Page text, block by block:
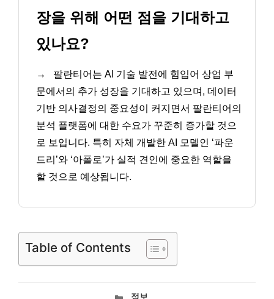
장을 위해 어떤 점을 기대하고
있나요?
→
팔란티어는 AI 기술 발전에 힘입어 상업 부
문에서의 추가 성장을 기대하고 있으며, 데이터
기반 의사결정의 중요성이 커지면서 팔란티어의
분석 플랫폼에 대한 수요가 꾸준히 증가할 것으
로 보입니다. 특히 자체 개발한 AI 모델인 ‘파운
드리’와 ‘아폴로’가 실적 견인에 중요한 역할을
할 것으로 예상됩니다.
Table of Contents
카정보